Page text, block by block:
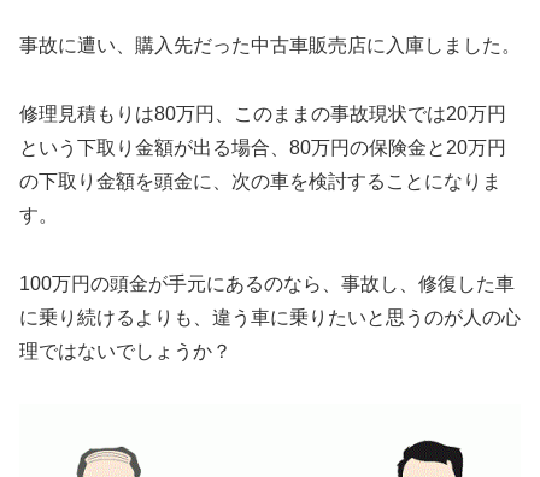
事故に遭い、購入先だった中古車販売店に入庫しました。
修理見積もりは80万円、このままの事故現状では20万円
という下取り金額が出る場合、80万円の保険金と20万円
の下取り金額を頭金に、次の車を検討することになりま
す。
100万円の頭金が手元にあるのなら、事故し、修復した車
に乗り続けるよりも、違う車に乗りたいと思うのが人の心
理ではないでしょうか？